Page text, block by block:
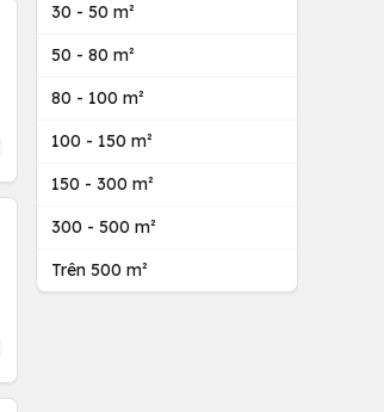
30 - 50 m²
50 - 80 m²
80 - 100 m²
100 - 150 m²
150 - 300 m²
300 - 500 m²
Trên 500 m²